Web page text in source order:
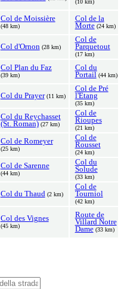
(10 km)
Col de Moissière
(48 km)
Col de la
Morte (24 km)
Col d'Ornon (28 km)
Col de
Parquetout
(17 km)
Col Plan du Faz
(39 km)
Col du
Portail (44 km)
Col du Prayer (11 km)
Col de Pré
l'Etang
(35 km)
Col du Reychasset
(St. Roman) (27 km)
Col de
Rioupes
(21 km)
Col de Romeyer
(25 km)
Col de
Rousset
(24 km)
Col de Sarenne
(44 km)
Col du
Solude
(33 km)
Col du Thaud (2 km)
Col de
Tourniol
(42 km)
Col des Vignes
(45 km)
Route de
Villard Notre
Dame (33 km)